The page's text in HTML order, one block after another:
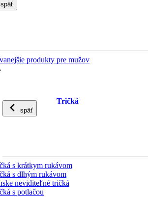
späť
produkty pre mužov
späť
Tričká
s krátkym rukávom
s dlhým rukávom
neviditeľné tričká
s potlačou